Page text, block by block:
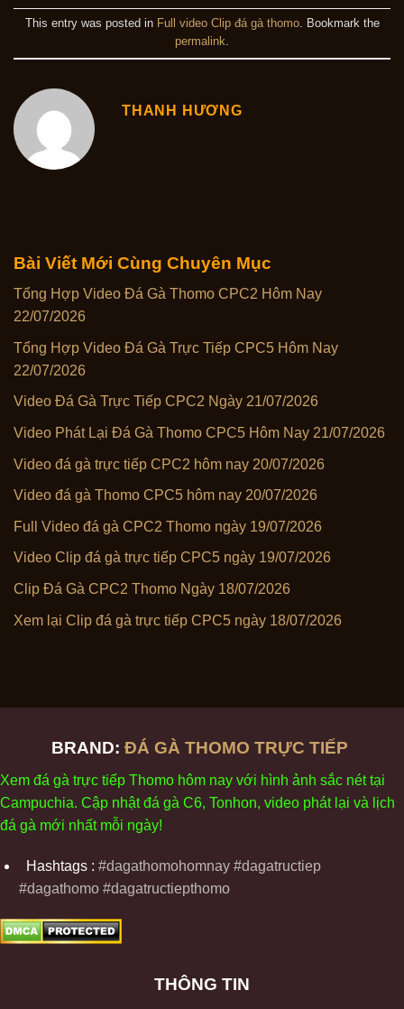
Bài Viết Mới Cùng Chuyên Mục
Tổng Hợp Video Đá Gà Thomo CPC2 Hôm Nay
22/07/2026
Tổng Hợp Video Đá Gà Trực Tiếp CPC5 Hôm Nay
22/07/2026
Video Đá Gà Trực Tiếp CPC2 Ngày 21/07/2026
Video Phát Lại Đá Gà Thomo CPC5 Hôm Nay 21/07/2026
Video đá gà trực tiếp CPC2 hôm nay 20/07/2026
Video đá gà Thomo CPC5 hôm nay 20/07/2026
Full Video đá gà CPC2 Thomo ngày 19/07/2026
Video Clip đá gà trực tiếp CPC5 ngày 19/07/2026
Clip Đá Gà CPC2 Thomo Ngày 18/07/2026
Xem lại Clip đá gà trực tiếp CPC5 ngày 18/07/2026
This entry was posted in Full video Clip đá gà thomo. Bookmark the
permalink
THANH HƯƠNG
BRAND: ĐÁ GÀ THOMO TRỰC TIẾP
Xem đá gà trực tiếp Thomo hôm nay với hình ảnh sắc néttại
Campuchia. Cập nhậtđá gà C6, Tonhon, video phátl ại và ịch
đá gà mới nhất mỗi ngày!
Hashtags : #dagathomohomnay #dagatructiep
#dagathomo #dagatructiepthomo
THÔNG TIN